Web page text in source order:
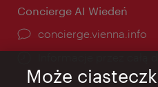
Concierge AI Wiedeń
concierge.vienna.info
Może